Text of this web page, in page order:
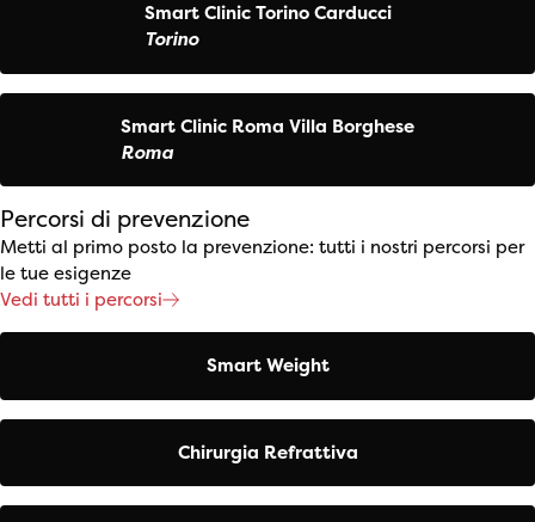
Smart Clinic Torino Carducci
Torino
Smart Clinic Roma Villa Borghese
Roma
Percorsi di prevenzione
Metti al primo posto la prevenzione: tutti i nostri percorsi per
le tue esigenze
Vedi tutti i percorsi
Smart Weight
Chirurgia Refrattiva